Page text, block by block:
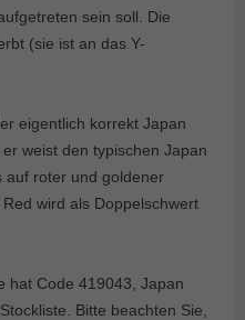
sein soll. Die
(sie ist an das Y-
eigentlich korrekt Japan
weist den typischen Japan
auf roter und goldener
wird als Doppelschwert
hat Code 419043, Japan
Bitte beachten Sie,